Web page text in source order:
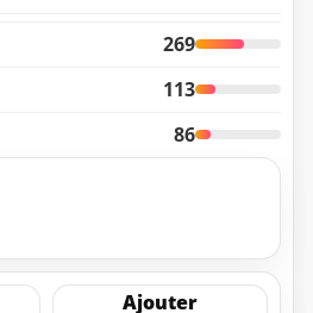
269
113
86
Ajouter